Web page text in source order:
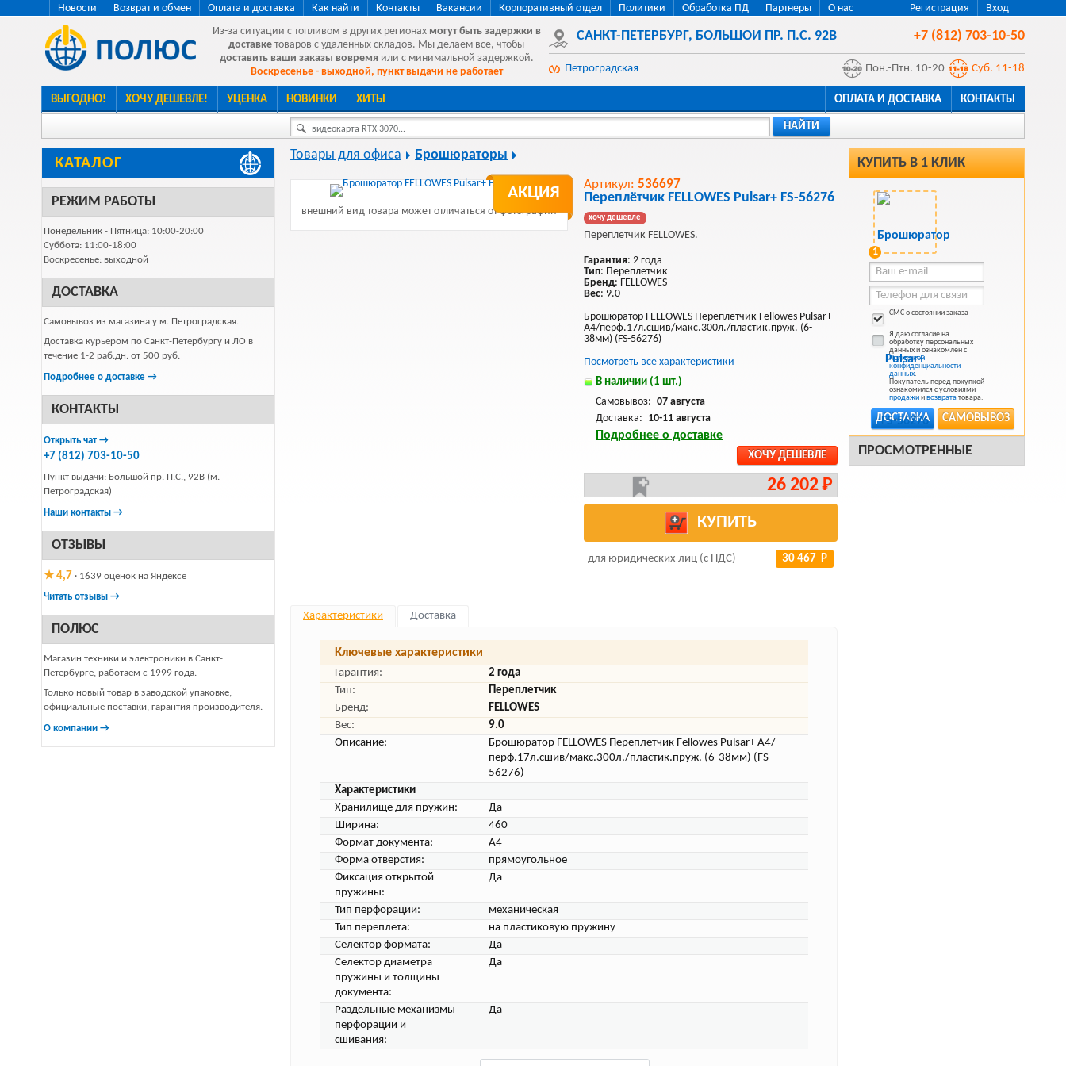
Регистрация Вход
Новости Возврат и обмен Оплата и доставка Как найти Контакты Вакансии Корпоративный отдел Политики Обработка ПД Партнеры
О нас
Из-за ситуации с топливом в других регионах могут быть задержки в
доставке товаров с удаленных складов. Мы делаем все, чтобы
доставить ваши заказы вовремя или с минимальной задержкой.
Воскресенье - выходной, пункт выдачи не работает
САНКТ-ПЕТЕРБУРГ, БОЛЬШОЙ ПР. П.С. 92В +7 (812) 703-10-50
Петроградская Пон.-Птн. 10-20 Суб. 11-18
ВЫГОДНО! ХОЧУ ДЕШЕВЛЕ! УЦЕНКА НОВИНКИ ХИТЫ ОПЛАТА И ДОСТАВКА КОНТАКТЫ
видеокарта RTX 3070... НАЙТИ
КАТАЛОГ
РЕЖИМ РАБОТЫ
Понедельник - Пятница: 10:00-20:00
Суббота: 11:00-18:00
Воскресенье: выходной
ДОСТАВКА
Самовывоз из магазина у м. Петроградская.
Доставка курьером по Санкт-Петербургу и ЛО в
течение 1-2 раб.дн. от 500 руб.
Подробнее о доставке →
КОНТАКТЫ
Открыть чат →
+7 (812) 703-10-50
Пункт выдачи: Большой пр. П.С., 92В (м.
Петроградская)
Наши контакты →
ОТЗЫВЫ
★ 4,7 · 1639 оценок на Яндексе
Читать отзывы →
ПОЛЮС
Магазин техники и электроники в Санкт-
Петербурге, работаем с 1999 года.
Только новый товар в заводской упаковке,
официальные поставки, гарантия производителя.
О компании →
КУПИТЬ В 1 КЛИК
1
СМС о состоянии заказа
Я даю согласие на
обработку персональных
данных и ознакомлен с
Политикой
конфиденциальности
данных.
Покупатель перед покупкой
ознакомился с условиями
продажиивозврататовара.
САМОВЫВОЗ
ДОСТАВКА
ПРОСМОТРЕННЫЕ
Товары для офиса Брошюраторы
АКЦИЯ
внешний вид товара может отличаться от фотографии
Артикул: 536697
Переплётчик FELLOWES Pulsar+ FS-56276
хочу дешевле
Переплетчик FELLOWES.
Гарантия: 2 года
Тип: Переплетчик
Бренд: FELLOWES
Вес: 9.0
Брошюратор FELLOWES Переплетчик Fellowes Pulsar+
A4/перф.17л.сшив/макс.300л./пластик.пруж. (6-
38мм) (FS-56276)
Посмотреть все характеристики
В наличии (1 шт.)
Самовывоз: 07 августа
Доставка: 10-11 августа
Подробнее о доставке
ХОЧУ ДЕШЕВЛЕ
26 202 Р
КУПИТЬ
для юридических лиц (с НДС) 30 467 Р
Характеристики Доставка
Ключевые характеристики
Гарантия:
2 года
Тип:
Переплетчик
Бренд:
FELLOWES
Вес:
9.0
Описание:
Брошюратор FELLOWES Переплетчик Fellowes Pulsar+ A4/
перф.17л.сшив/макс.300л./пластик.пруж. (6-38мм) (FS-
56276)
Характеристики
Хранилище для пружин:
Да
Ширина:
460
Формат документа:
A4
Форма отверстия:
прямоугольное
Фиксация открытой
пружины:
Да
Тип перфорации:
механическая
Тип переплета:
на пластиковую пружину
Селектор формата:
Да
Селектор диаметра
пружины и толщины
документа:
Да
Раздельные механизмы
перфорации и
сшивания:
Да